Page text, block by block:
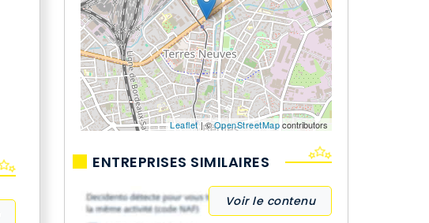
Leaflet| ©OpenStreetMapcontributors
ENTREPRISES SIMILAIRES
Voir le contenu